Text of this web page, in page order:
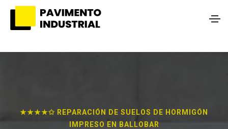
★★★★✩ REPARACIÓN DE SUELOS DE HORMIGÓN
IMPRESO EN BALLOBAR